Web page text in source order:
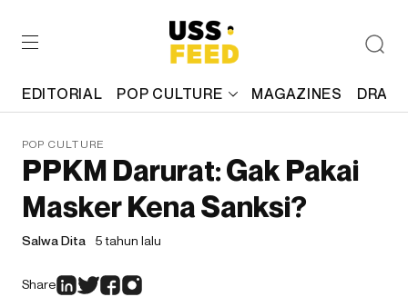
EDITORIAL POP CULTURE MAGAZINES
POP CULTURE
PPKM Darurat: Gak Pakai
Masker Kena Sanksi?
Salwa Dita 5 tahun lalu
Share